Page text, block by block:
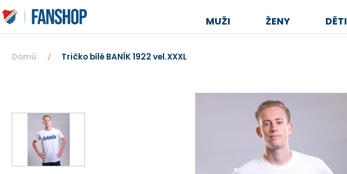
MUŽI ŽENY DĚTI
Domů / Tričko bílé BANÍK 1922 vel.XXXL